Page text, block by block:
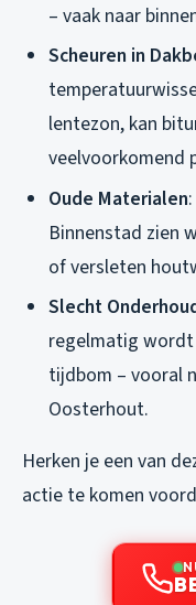
– vaak naar
Scheuren in
lentezon, kan
veelvoorkomend
Oude Materialen
Binnenstad zien
of versleten
Slecht
regelmatig
tijdbom – vooral
Oosterhout.
Herken je een van
actie te komen